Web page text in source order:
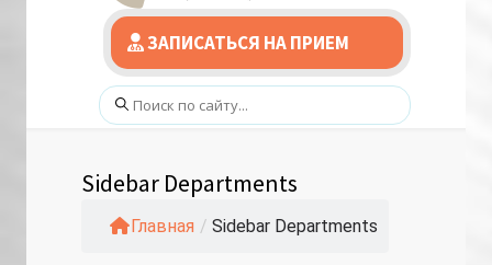
ЗАПИСАТЬСЯ НА ПРИЕМ
Поиск:
Sidebar Departments
Главная / Sidebar Departments